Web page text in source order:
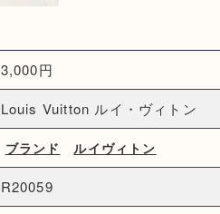
3,000円
Louis Vuitton ルイ・ヴィトン
ブランド ルイヴィトン
R20059